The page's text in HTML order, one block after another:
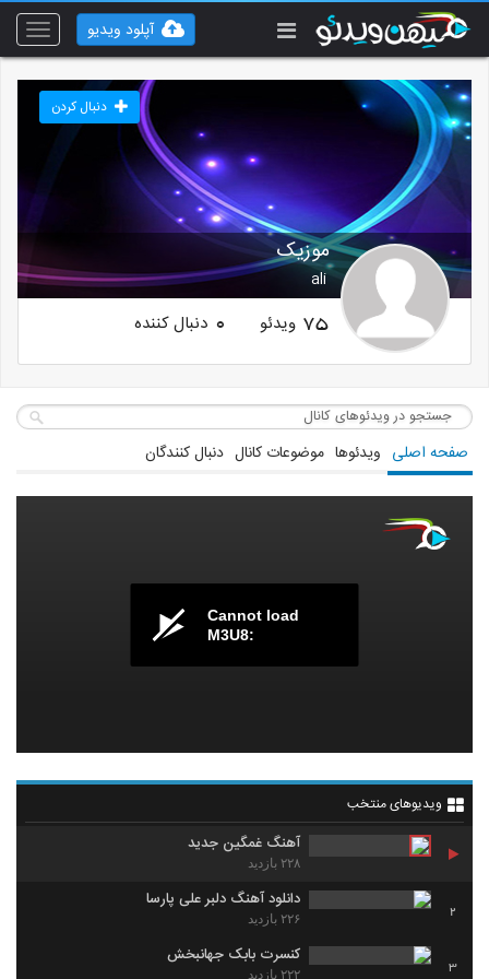
Toggle
آپلود ویدیو
موزیک
ali
دنبال کردن
75 ویدئو 0 دنبال کننده
صفحه اصلی ویدئوها موضوعات کانال دنبال کنندگان
Cannot load
M3U8:
ویدیوهای منتخب
آهنگ غمگین جدید
۲۲۸ بازدید
2
دانلود آهنگ دلبر علی پارسا
۲۲۶ بازدید
3
کنسرت بابک جهانبخش
۲۲۲ بازدید